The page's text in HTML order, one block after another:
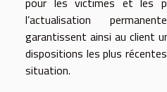
l’actualisation
garantissent ainsi au client
dispositions les plus
situation.